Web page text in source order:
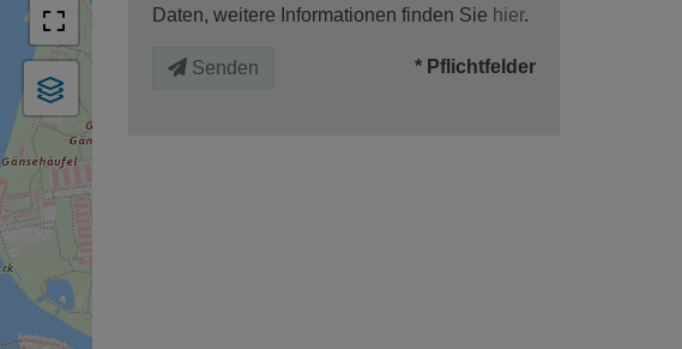
Daten, weitere Informationen finden Sie hier.
Senden * Pflichtfelder